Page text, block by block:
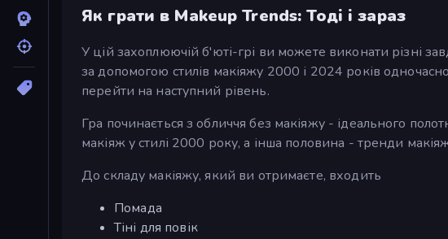
Як грати в Makeup Trends: Тоді і зараз
У цій захоплюючій б'юті-грі ви можете виконати різні
за допомогою стилів макіяжу 2000 і 2024 років
перейти на наступний рівень.
Гра починається з обличчя без макіяжу - ідеального
макіяж у стилі 2000 року, а інша половина - тренди
До складу макіяжу, який ви отримаєте, входить
Помада
Тіні для повік